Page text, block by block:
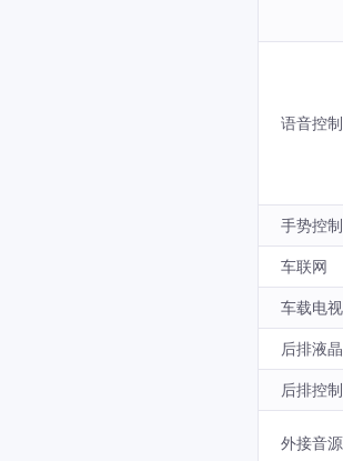
语音控制
手势控制
车联网
车载电视
后排液
后排控
外接音